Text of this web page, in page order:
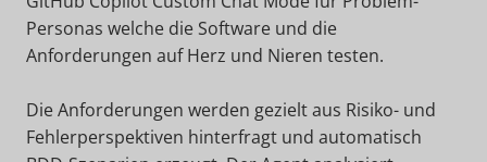
Personas welche die Software und die
Anforderungen auf Herz und Nieren testen.
Die Anforderungen werden gezielt aus Risiko- und
Fehlerperspektiven hinterfragt und automatisch